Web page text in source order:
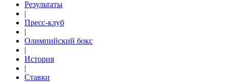
Результаты
|
Пресс-клуб
|
Олимпийский бокс
|
История
|
Ставки